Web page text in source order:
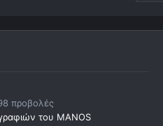
προβολές
του MANOS